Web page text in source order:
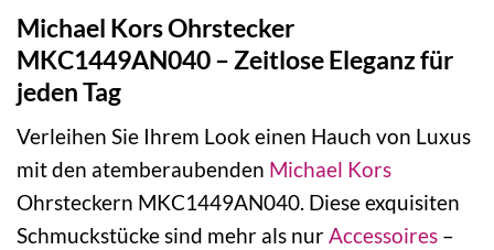
Michael Kors Ohrstecker
MKC1449AN040 – Zeitlose Eleganz für
jeden Tag
Verleihen Sie Ihrem Look einen Hauch von Luxus
mit den atemberaubenden Michael Kors
Ohrsteckern MKC1449AN040. Diese exquisiten
Schmuckstücke sind mehr als nurAccessoires –